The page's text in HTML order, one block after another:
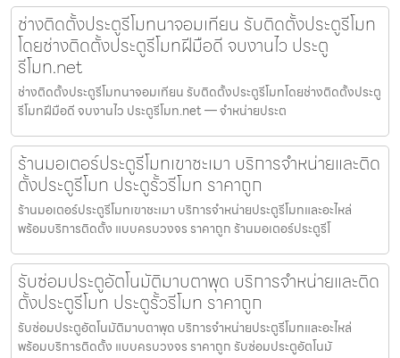
ช่างติดตั้งประตูรีโมทนาจอมเทียน รับติดตั้งประตูรีโมท
โดยช่างติดตั้งประตูรีโมทฝีมือดี จบงานไว ประตู
รีโมท.net
ช่างติดตั้งประตูรีโมทนาจอมเทียน รับติดตั้งประตูรีโมทโดยช่างติดตั้งประตู
รีโมทฝีมือดี จบงานไว ประตูรีโมท.net — จำหน่ายประต
ร้านมอเตอร์ประตูรีโมทเขาชะเมา บริการจำหน่ายและติด
ตั้งประตูรีโมท ประตูรั้วรีโมท ราคาถูก
ร้านมอเตอร์ประตูรีโมทเขาชะเมา บริการจำหน่ายประตูรีโมทและอะไหล่
พร้อมบริการติดตั้ง แบบครบวงจร ราคาถูก ร้านมอเตอร์ประตูรีโ
รับซ่อมประตูอัตโนมัติมาบตาพุด บริการจำหน่ายและติด
ตั้งประตูรีโมท ประตูรั้วรีโมท ราคาถูก
รับซ่อมประตูอัตโนมัติมาบตาพุด บริการจำหน่ายประตูรีโมทและอะไหล่
พร้อมบริการติดตั้ง แบบครบวงจร ราคาถูก รับซ่อมประตูอัตโนมั